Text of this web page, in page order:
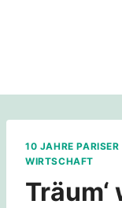
10 JAHRE
WIRTSCHAFT